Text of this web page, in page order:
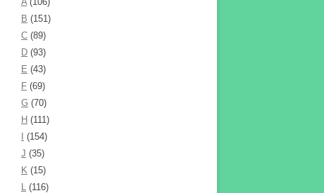
B (151)
C (89)
D (93)
E (43)
F (69)
G (70)
H (111)
(154)
J (35)
K (15)
L (116)